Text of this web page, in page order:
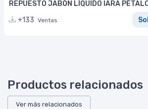
REPUESTO JABÓN LÍQUIDO IARA
+133 Ventas
Productos relacionados
Ver más relacionados